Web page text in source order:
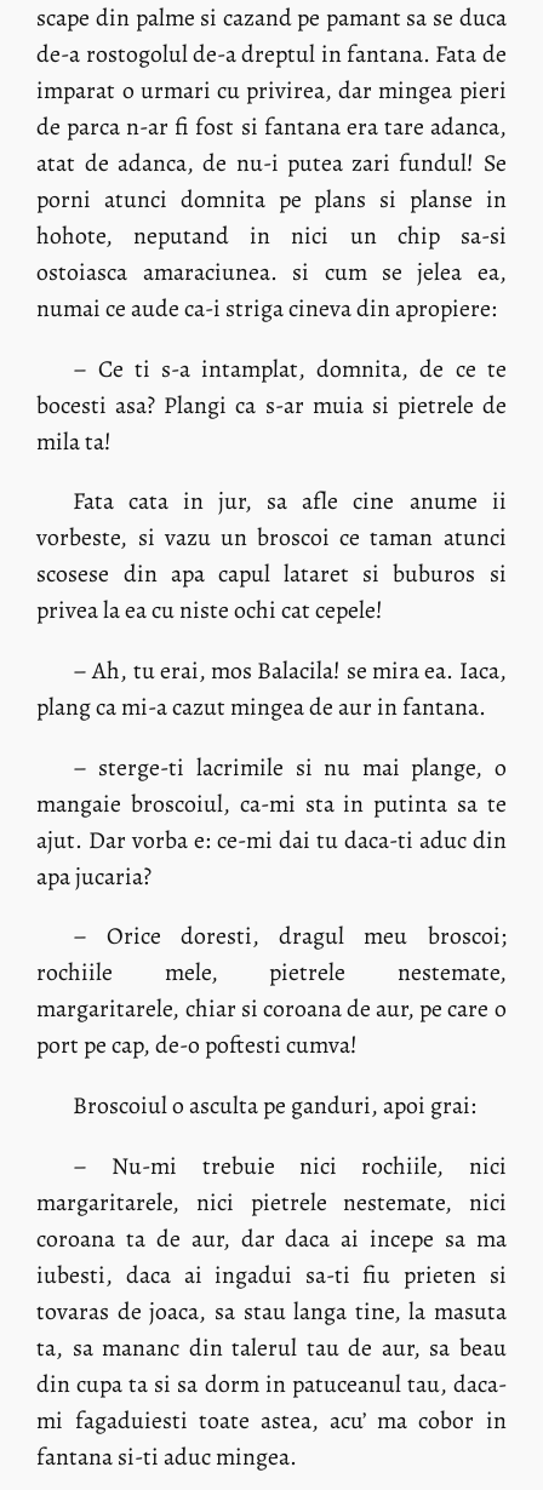
scape din palme si cazand pe pamant sa se duca
de-a rostogolul de-a dreptul in fantana. Fata de
imparat o urmari cu privirea, dar mingea pieri
de parca n-ar fi fost si fantana era tare adanca,
atat de adanca, de nu-i putea zari fundul! Se
porni atunci domnita pe plans si planse in
hohote, neputand in nici un chip sa-si
ostoiasca amaraciunea. si cum se jelea ea,
numai ce aude ca-i striga cineva din apropiere:
– Ce ti s-a intamplat, domnita, de ce te
bocesti asa? Plangi ca s-ar muia si pietrele de
mila ta!
Fata cata in jur, sa afle cine anume ii
vorbeste, si vazu un broscoi ce taman atunci
scosese din apa capul lataret si buburos si
privea la ea cu niste ochi cat cepele!
– Ah, tu erai, mos Balacila! se mira ea. Iaca,
plang ca mi-a cazut mingea de aur in fantana.
– sterge-ti lacrimile si nu mai plange, o
mangaie broscoiul, ca-mi sta in putinta sa te
ajut. Dar vorba e: ce-mi dai tu daca-ti aduc din
apa jucaria?
– Orice doresti, dragul meu broscoi;
rochiile mele, pietrele nestemate,
margaritarele, chiar si coroana de aur, pe care o
port pe cap, de-o poftesti cumva!
Broscoiul o asculta pe ganduri, apoi grai:
– Nu-mi trebuie nici rochiile, nici
margaritarele, nici pietrele nestemate, nici
coroana ta de aur, dar daca ai incepe sa ma
iubesti, daca ai ingadui sa-ti fiu prieten si
tovaras de joaca, sa stau langa tine, la masuta
ta, sa mananc din talerul tau de aur, sa beau
din cupa ta si sa dorm in patuceanul tau, daca-
mi fagaduiesti toate astea, acu’ ma cobor in
fantana si-ti aduc mingea.